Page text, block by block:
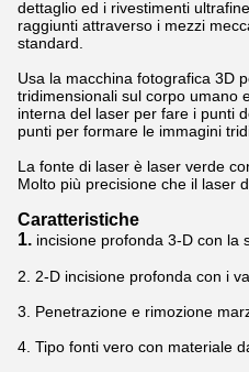
dettaglio ed i rivestimenti
raggiunti attraverso i mezzi
standard.
Usa la macchina fotografica 3D
tridimensionali sul corpo umano
interna del laser per fare i punti
punti per formare le immagini
La fonte di laser è laser verde
Molto più precisione che il laser
Caratteristiche
1. incisione profonda 3-D con la
2. 2-D incisione profonda con i
3. Penetrazione e rimozione
4. Tipo fonti vero con materiale